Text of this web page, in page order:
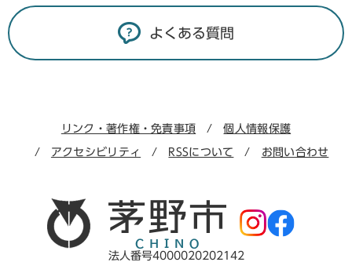
よくある質問
リンク・著作権・免責事項 個人情報保護
アクセシビリティ RSSについて お問い合わせ
法人番号4000020202142